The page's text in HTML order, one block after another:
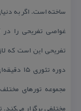
ساخته است. اگر به
غواصی تفریحی را
تفریحی این است كه
دوره
مجموعه تورهای
مختلفی برگزار